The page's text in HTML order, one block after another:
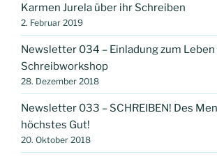
Karmen Jurela über ihr Schreiben
2. Februar 2019
Newsletter 034 – Einladung zum Leben
Schreibworkshop
28. Dezember 2018
Newsletter 033 – SCHREIBEN! Des
höchstes Gut!
20. Oktober 2018